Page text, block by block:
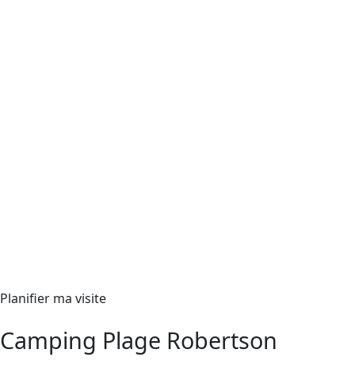
Planifier ma visite
Camping Plage Robertson